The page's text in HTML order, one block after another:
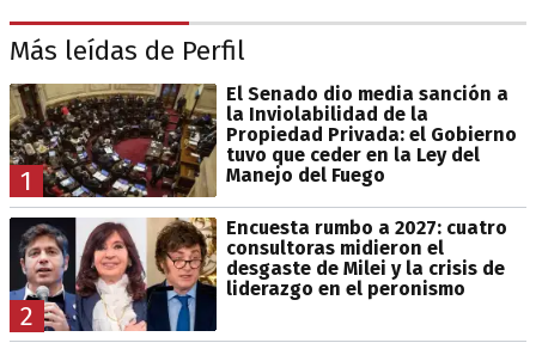
Más leídas de Perfil
1
El Senado dio media sanción a
la Inviolabilidad de la
Propiedad Privada: el Gobierno
tuvo que ceder en la Ley del
Manejo del Fuego
2
Encuesta rumbo a 2027: cuatro
consultoras midieron el
desgaste de Milei y la crisis de
liderazgo en el peronismo